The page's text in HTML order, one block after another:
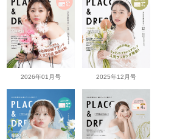
2026年01月号 2025年12月号